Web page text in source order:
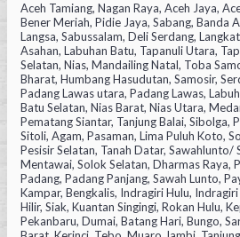
Aceh Tamiang, Nagan Raya, Aceh Jaya,
Bener Meriah, Pidie Jaya, Sabang, Banda
Langsa, Sabussalam, Deli Serdang,
Asahan, Labuhan Batu, Tapanuli Utara,
Selatan, Nias, Mandailing Natal, Toba
Bharat, Humbang Hasudutan, Samosir,
Padang Lawas utara, Padang Lawas,
Batu Selatan, Nias Barat, Nias Utara,
Pematang Siantar, Tanjung Balai, Sibolga,
Sitoli, Agam, Pasaman, Lima Puluh Koto,
Pesisir Selatan, Tanah Datar, Sawahlunto/
Mentawai, Solok Selatan, Dharmas Raya,
Padang, Padang Panjang, Sawah Lunto,
Kampar, Bengkalis, Indragiri Hulu,
Hilir, Siak, Kuantan Singingi, Rokan Hulu,
Pekanbaru, Dumai, Batang Hari, Bungo,